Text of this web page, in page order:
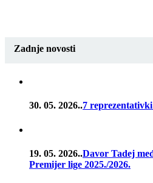
Zadnje novosti
30. 05. 2026..7
19. 05. 2026..Davor Tadej
Premijer lige 2025./2026.